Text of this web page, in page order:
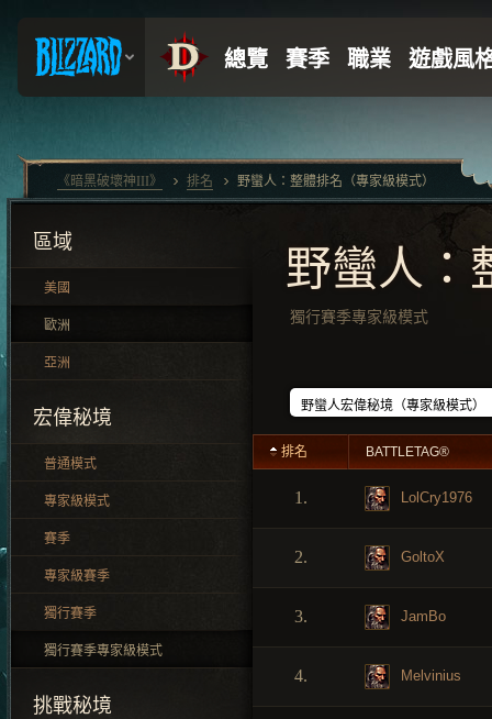
區域
美國
歐洲
亞洲
宏偉秘境
普通模式
專家級模式
賽季
專家級賽季
獨行賽季
獨行賽季專家級模式
挑戰秘境
野蠻人：
獨行賽季專家級模式
排名 BATTLETAG®
1. LolCry1976
2. GoltoX
3. JamBo
4. Melvinius
《暗黑破壞神III》 排名 野蠻人：整體排名（專家級模式）